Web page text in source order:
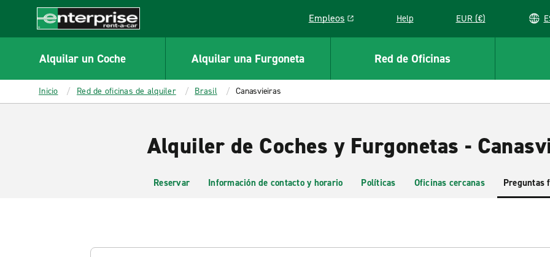
CONTENT
Enterprise
Empleos
Link opens in a new window
Help EUR (€)
Alquilar un Coche Alquilar una Furgoneta Red de Oficinas
Inicio Red de oficinas de alquiler Brasil Canasvieiras
Alquiler de Coches y Furgonetas -
Reservar Información de contacto y horario Políticas Oficinas cercanas Preguntas